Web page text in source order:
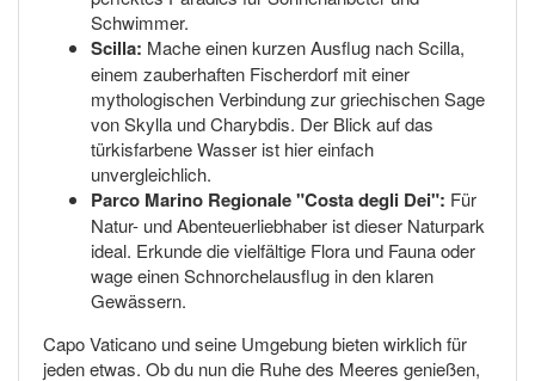
Schwimmer.
Scilla: Mache einen kurzen Ausflug nach Scilla,
einem zauberhaften Fischerdorf mit einer
mythologischen Verbindung zur griechischen Sage
von Skylla und Charybdis. Der Blick auf das
türkisfarbene Wasser ist hier einfach
unvergleichlich.
Parco Marino Regionale "Costa degli Dei": Für
Natur- und Abenteuerliebhaber ist dieser Naturpark
ideal. Erkunde die vielfältige Flora und Fauna oder
wage einen Schnorchelausflug in den klaren
Gewässern.
Capo Vaticano und seine Umgebung bieten wirklich für
jeden etwas. Ob du nun die Ruhe des Meeres genießen,